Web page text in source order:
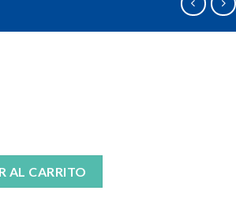
AL CARRITO